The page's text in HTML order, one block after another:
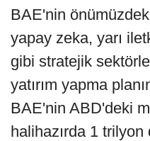
BAE'nin
yapay zeka, yarı
gibi stratejik
yatırım yapma
BAE'nin ABD'deki
halihazırda 1 trilyon